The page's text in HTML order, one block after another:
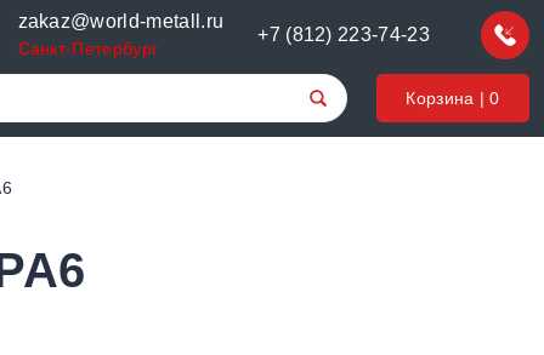
zakaz@world-metall.ru
Санкт-Петербург
+7 (812) 223-74-23
Корзина |0